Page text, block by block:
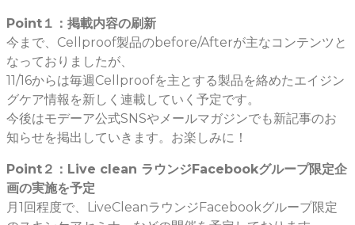
Point１：掲載内容の刷新
今まで、Cellproof製品のbefore/Afterが主なコンテンツと
なっておりましたが、
11/16からは毎週Cellproofを主とする製品を絡めたエイジン
グケア情報を新しく連載していく予定です。
今後はモデーア公式SNSやメールマガジンでも新記事のお
知らせを掲出していきます。お楽しみに！
Point２：Live clean ラウンジFacebookグループ限定企
画の実施を予定
月1回程度で、LiveCleanラウンジFacebookグループ限定